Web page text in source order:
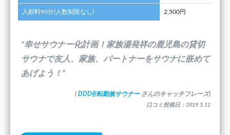
入館料90分(人数制限なし) 2,500円
”幸せサウナー化計画！家族湯発祥の鹿児島の貸切
サウナで友人、家族、パートナーをサウナに嵌めて
あげよう！”
( DDD@転勤族サウナー さんのキャッチフレーズ)
口コミ投稿日：2019.5.11